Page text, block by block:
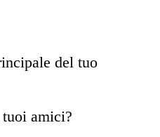
del tuo
amici?